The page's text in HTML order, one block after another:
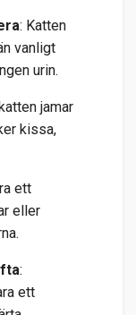
: Katten
vanligt
urin.
jamar
kissa,
ett
eller
:
ett